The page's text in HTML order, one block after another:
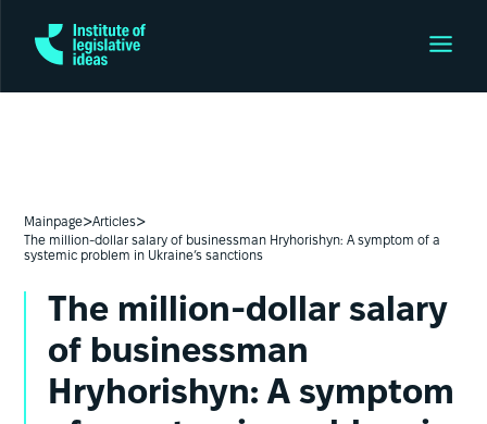
Mainpage>Articles>
The million-dollar salary of businessman Hryhorishyn: A symptom of a
systemic problem in Ukraine’s sanctions
The million-dollar salary
of businessman
Hryhorishyn: A symptom